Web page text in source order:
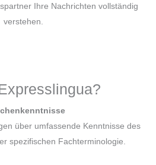
Ihre Nachrichten vollständig
verstehen.
über umfassende Kenntnisse des
spezifischen Fachterminologie.